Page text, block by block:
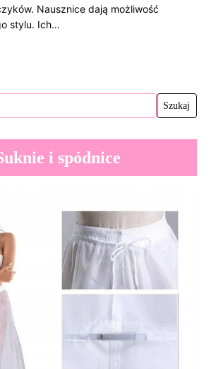
Nausznice dają możliwość
stylu. Ich…
i spódnice